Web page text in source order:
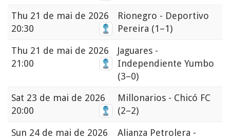
Thu 21 de mai de 2026
20:30
Rionegro - Deportivo
Pereira (1–1)
Thu 21 de mai de 2026
21:00
Jaguares -
Independiente Yumbo
(3–0)
Sat 23 de mai de 2026
20:00
Millonarios - Chicó FC
(2–2)
Sun 24 de mai de 2026
Alianza Petrolera -